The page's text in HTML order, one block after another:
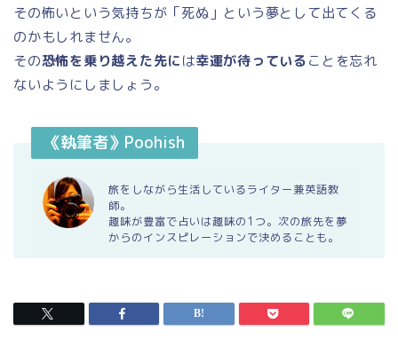
その怖いという気持ちが「死ぬ」という夢として出てくる
のかもしれません。
その恐怖を乗り越えた先には幸運が待っていることを忘れ
ないようにしましょう。
《執筆者》Poohish
旅をしながら生活しているライター兼英語教
師。
趣味が豊富で占いは趣味の1つ。次の旅先を夢
からのインスピレーションで決めることも。